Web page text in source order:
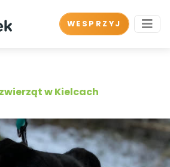
WESPRZYJ
w Kielcach